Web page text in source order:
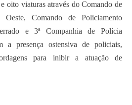
oito viaturas através do Comando de
Oeste, Comando de Policiamento
e 3ª Companhia de Polícia
a presença ostensiva de policiais,
para inibir a atuação de